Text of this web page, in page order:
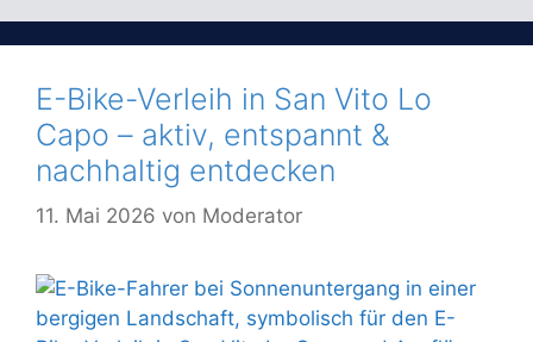
E-Bike-Verleih in San Vito Lo
Capo – aktiv, entspannt &
nachhaltig entdecken
11. Mai 2026 von Moderator